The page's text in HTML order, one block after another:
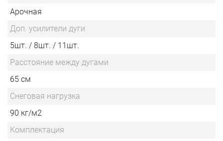
Арочная
Доп. усилители дуги
5шт. / 8шт. / 11шт.
Расстояние между дугами
65 см
Снеговая нагрузка
90 кг/м2
Комплектация